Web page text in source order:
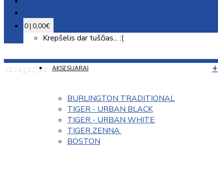
0 | 0,00€
Krepšelis dar tuščias... :(
Kategorijos AKSESUARAI
BURLINGTON TRADITIONAL
TIGER - URBAN BLACK
TIGER - URBAN WHITE
TIGER ZENNA
BOSTON